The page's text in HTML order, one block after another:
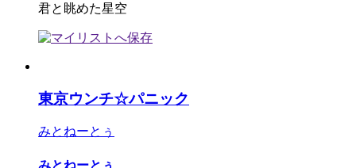
君と眺めた星空
東京ウンチ☆パニック
みとねーとぅ
みとねーとぅ